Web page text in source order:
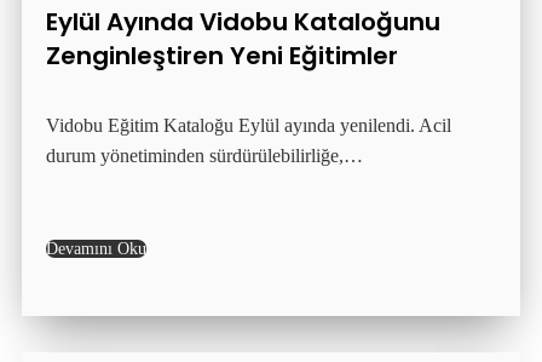
Eylül Ayında Vidobu Kataloğunu
Zenginleştiren Yeni Eğitimler
Vidobu Eğitim Kataloğu Eylül ayında yenilendi. Acil
durum yönetiminden sürdürülebilirliğe,…
Devamını Oku